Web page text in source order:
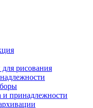
рисования
и принадлежности